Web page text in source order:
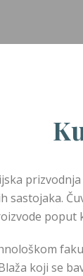
sastojaka.
poput
koji se